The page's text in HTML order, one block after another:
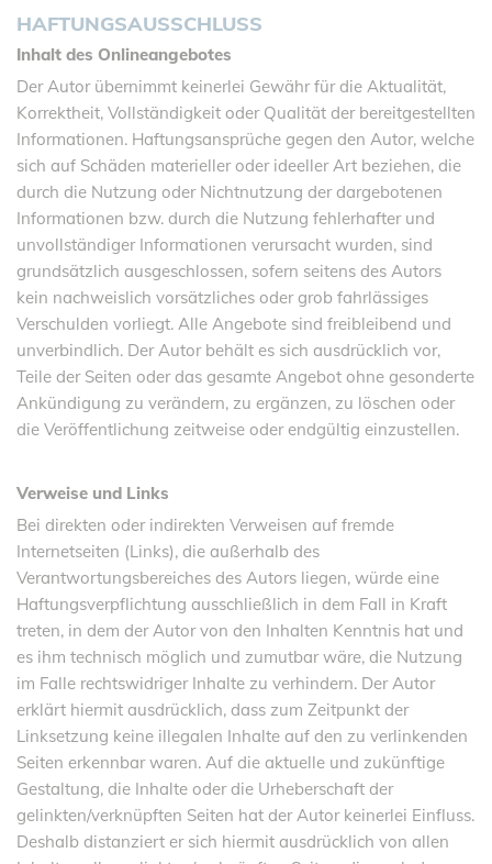
HAFTUNGSAUSSCHLUSS
Inhalt des Onlineangebotes
Der Autor übernimmt keinerlei Gewähr für die Aktualität,
Korrektheit, Vollständigkeit oder Qualität der bereitgestellten
Informationen. Haftungsansprüche gegen den Autor, welche
sich auf Schäden materieller oder ideeller Art beziehen, die
durch die Nutzung oder Nichtnutzung der dargebotenen
Informationen bzw. durch die Nutzung fehlerhafter und
unvollständiger Informationen verursacht wurden, sind
grundsätzlich ausgeschlossen, sofern seitens des Autors
kein nachweislich vorsätzliches oder grob fahrlässiges
Verschulden vorliegt. Alle Angebote sind freibleibend und
unverbindlich. Der Autor behält es sich ausdrücklich vor,
Teile der Seiten oder das gesamte Angebot ohne gesonderte
Ankündigung zu verändern, zu ergänzen, zu löschen oder
die Veröffentlichung zeitweise oder endgültig einzustellen.
Verweise und Links
Bei direkten oder indirekten Verweisen auf fremde
Internetseiten (Links), die außerhalb des
Verantwortungsbereiches des Autors liegen, würde eine
Haftungsverpflichtung ausschließlich in dem Fall in Kraft
treten, in dem der Autor von den Inhalten Kenntnis hat und
es ihm technisch möglich und zumutbar wäre, die Nutzung
im Falle rechtswidriger Inhalte zu verhindern. Der Autor
erklärt hiermit ausdrücklich, dass zum Zeitpunkt der
Linksetzung keine illegalen Inhalte auf den zu verlinkenden
Seiten erkennbar waren. Auf die aktuelle und zukünftige
Gestaltung, die Inhalte oder die Urheberschaft der
gelinkten/verknüpften Seiten hat der Autor keinerlei Einfluss.
Deshalb distanziert er sich hiermit ausdrücklich von allen